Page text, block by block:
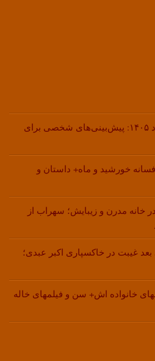
فال روزانه چهارشنبه ۱۴ مرداد ۱۴۰۵: پیش‌بینی‌های شخصی برای
خورشید و ماه+ داستان و
خانه مدرن و زیبایش؛ سهراب از
غیبت در خاکسپاری اکبر عبدی؛
خانواده اش+ سن و فیلمهای خاله